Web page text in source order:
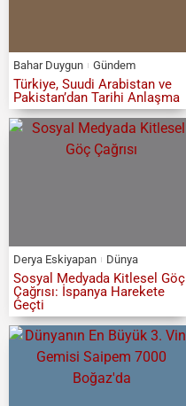
Bahar Duygun Gündem
Türkiye, Suudi Arabistan ve
Pakistan’dan Tarihi Anlaşma
Derya Eskiyapan Dünya
Sosyal Medyada Kitlesel Göç
Çağrısı: İspanya Harekete
Geçti